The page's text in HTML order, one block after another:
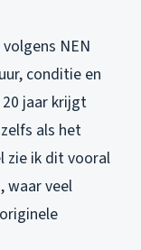
NEN
conditie en
jaar krijgt
als het
zie ik dit vooral
waar veel